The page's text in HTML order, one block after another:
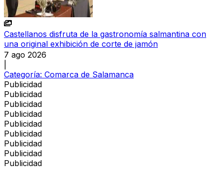
Castellanos disfruta de la gastronomía salmantina con
una original exhibición de corte de jamón
7 ago 2026
Categoría: Comarca de Salamanca
Publicidad
Publicidad
Publicidad
Publicidad
Publicidad
Publicidad
Publicidad
Publicidad
Publicidad